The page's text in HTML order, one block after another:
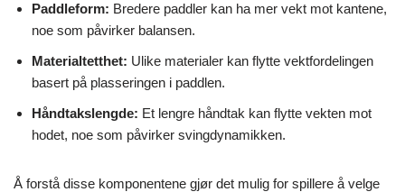
Paddleform: Bredere paddler kan ha mer vekt mot kantene,
noe som påvirker balansen.
Materialtetthet: Ulike materialer kan flytte vektfordelingen
basert på plasseringen i paddlen.
Håndtakslengde: Et lengre håndtak kan flytte vekten mot
hodet, noe som påvirker svingdynamikken.
Å forstå disse komponentene gjør det mulig for spillere å velge